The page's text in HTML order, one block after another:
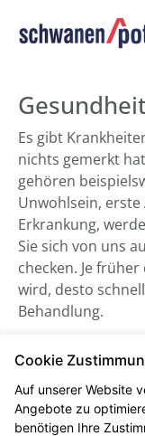
Es gibt
nichts gemerkt
gehören
Unwohlsein,
Erkrankung,
Sie sich von uns
checken. Je
wird, desto
Behandlung.
Cookie
Auf unserer Website
Angebote zu
benötigen Ihre